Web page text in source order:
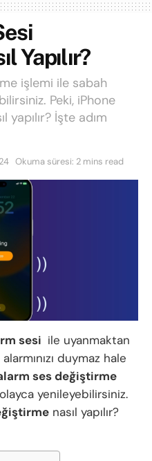
Yapılır?
işlemi ile sabah
Peki, iPhone
İşte adım
Okuma süresi: 2 mins read
sesi ile uyanmaktan
alarmınızı duymaz hale
ses değiştirme
yenileyebilirsiniz.
nasıl yapılır?